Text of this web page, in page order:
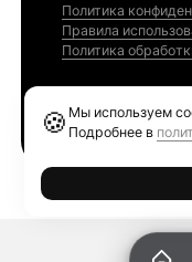
Политика
Правила
Политика
🍪 Мы используем
Подробнее в
Ethereum GAS